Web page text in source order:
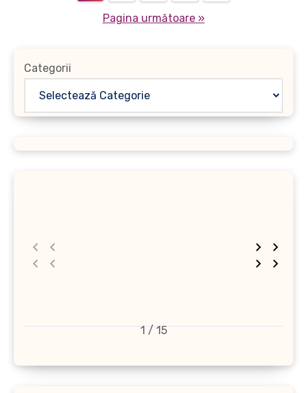
Pagina următoare »
Categorii
1 / 15